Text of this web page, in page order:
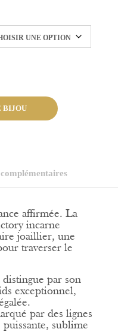
BIJOU
affirmée. La
incarne
joaillier, une
traverser le
par son
exceptionnel,
par des lignes
sublime